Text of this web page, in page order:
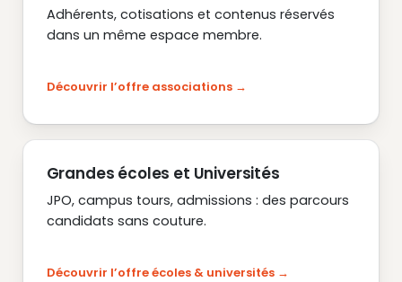
Adhérents, cotisations et contenus réservés
dans un même espace membre.
Découvrir l’offre associations
Grandes écoles et Universités
JPO, campus tours, admissions : des parcours
candidats sans couture.
Découvrir l’offre écoles & universités